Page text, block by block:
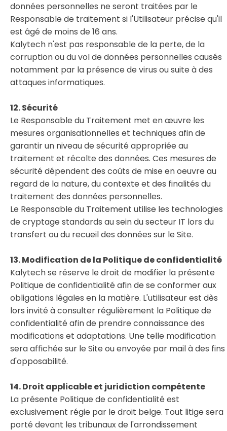
données personnelles ne seront traitées par le
Responsable de traitement si l'Utilisateur précise qu'il
est âgé de moins de 16 ans.
Kalytech n'est pas responsable de la perte, de la
corruption ou du vol de données personnelles causés
notamment par la présence de virus ou suite à des
attaques informatiques.
12. Sécurité
Le Responsable du Traitement met en œuvre les
mesures organisationnelles et techniques afin de
garantir un niveau de sécurité appropriée au
traitement et récolte des données. Ces mesures de
sécurité dépendent des coûts de mise en oeuvre au
regard de la nature, du contexte et des finalités du
traitement des données personnelles.
Le Responsable du Traitement utilise les technologies
de cryptage standards au sein du secteur IT lors du
transfert ou du recueil des données sur le Site.
13. Modification de la Politique de confidentialité
Kalytech se réserve le droit de modifier la présente
Politique de confidentialité afin de se conformer aux
obligations légales en la matière. L'utilisateur est dès
lors invité à consulter régulièrement la Politique de
confidentialité afin de prendre connaissance des
modifications et adaptations. Une telle modification
sera affichée sur le Site ou envoyée par mail à des fins
d'opposabilité.
14. Droit applicable et juridiction compétente
La présente Politique de confidentialité est
exclusivement régie par le droit belge. Tout litige sera
porté devant les tribunaux de l'arrondissement